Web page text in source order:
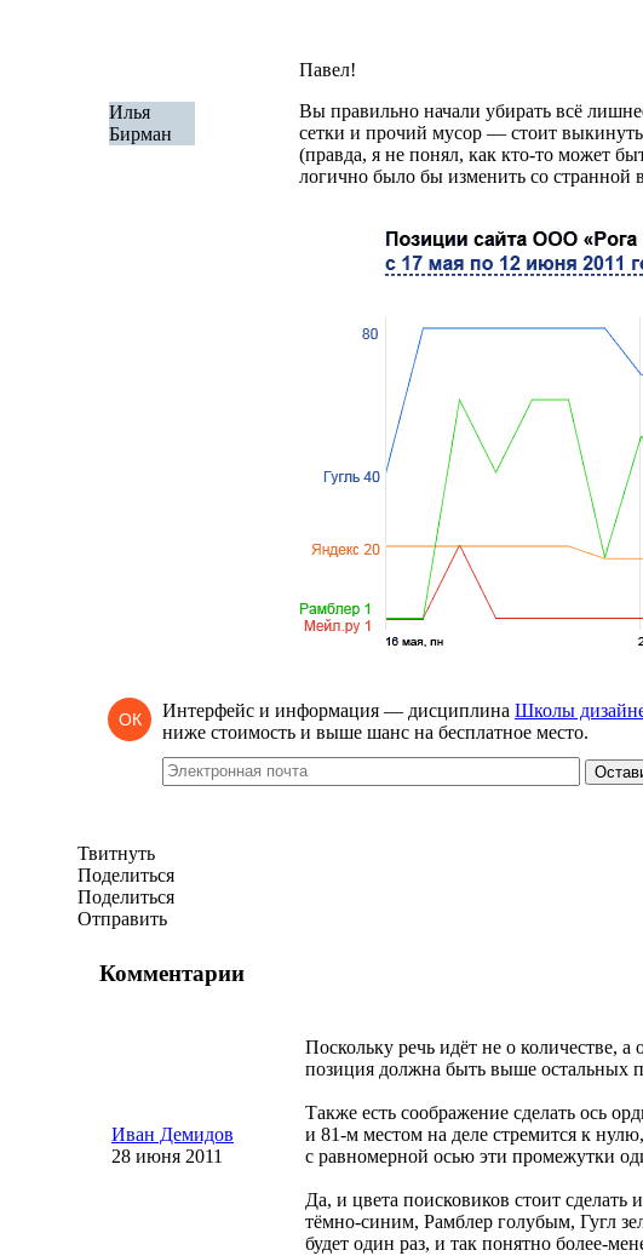
Илья
Бирман
Павел!
Вы правильно начали убирать всё
сетки и прочий мусор — стоит
(правда, я не понял, как кто-то может
логично было бы изменить со
ОК Интерфейс и информация — дисциплина Школы
ниже стоимость и выше шанс на бесплатное место.
Твитнуть
Поделиться
Поделиться
Отправить
Комментарии
Иван Демидов
28 июня 2011
Поскольку речь идёт не о количестве,
позиция должна быть выше остальных
Также есть соображение сделать ось
и 81-м местом на деле стремится к
с равномерной осью эти промежутки
Да, и цвета поисковиков стоит
тёмно-синим, Рамблер голубым, Гугл
будет один раз, и так понятно более-